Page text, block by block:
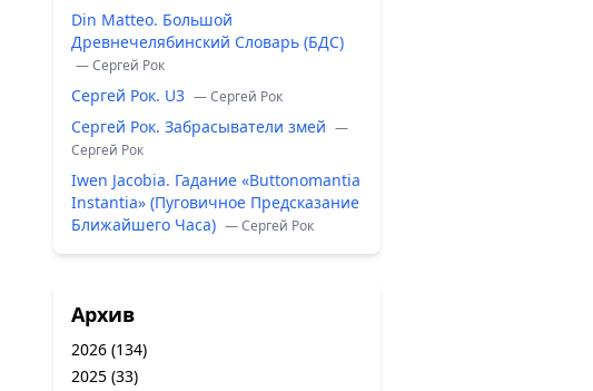
Din Matteo. Большой
Древнечелябинский Словарь (БДС)
— Сергей Рок
Сергей Рок. U3 — Сергей Рок
Сергей Рок. Забрасыватели змей —
Сергей Рок
Iwen Jacobia. Гадание «Buttonomantia
Instantia» (Пуговичное Предсказание
Ближайшего Часа) — Сергей Рок
Архив
2026 (134)
2025 (33)